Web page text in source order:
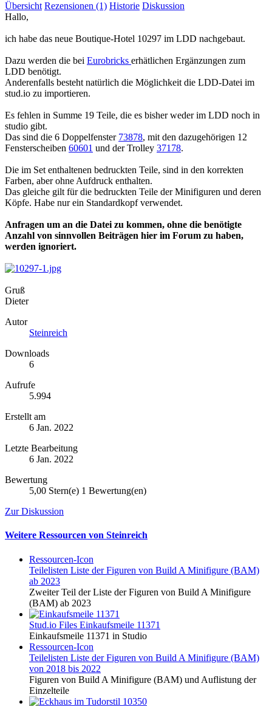
Übersicht Rezensionen (1) Historie Diskussion
Hallo,
ich habe das neue Boutique-Hotel 10297 im LDD nachgebaut.
Dazu werden die bei Eurobricks erhätlichen Ergänzungen zum
LDD benötigt.
Anderenfalls besteht natürlich die Möglichkeit die LDD-Datei im
stud.io zu importieren.
Es fehlen in Summe 19 Teile, die es bisher weder im LDD noch in
studio gibt.
Das sind die 6 Doppelfenster 73878, mit den dazugehörigen 12
Fensterscheiben 60601 und der Trolley 37178.
Die im Set enthaltenen bedruckten Teile, sind in den korrekten
Farben, aber ohne Aufdruck enthalten.
Das gleiche gilt für die bedruckten Teile der Minifiguren und deren
Köpfe. Habe nur ein Standardkopf verwendet.
Anfragen um an die Datei zu kommen, ohne die benötigte
Anzahl von sinnvollen Beiträgen hier im Forum zu haben,
werden ignoriert.
Gruß
Dieter
Autor
Steinreich
Downloads
6
Aufrufe
5.994
Erstellt am
6 Jan. 2022
Letzte Bearbeitung
6 Jan. 2022
Bewertung
5,00 Stern(e) 1 Bewertung(en)
Zur Diskussion
Weitere Ressourcen von Steinreich
Ressourcen-Icon
Teilelisten Liste der Figuren von Build A Minifigure (BAM)
ab 2023
Zweiter Teil der Liste der Figuren von Build A Minifigure
(BAM) ab 2023
Stud.io Files Einkaufsmeile 11371
Einkaufsmeile 11371 in Studio
Ressourcen-Icon
Teilelisten Liste der Figuren von Build A Minifigure (BAM)
von 2018 bis 2022
Figuren von Build A Minifigure (BAM) und Auflistung der
Einzelteile